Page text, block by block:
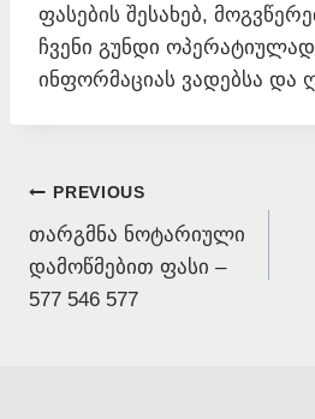
ფასების შესახებ,
ჩვენი გუნდი
ინფორმაციას ვადებსა და
Post
navigation
PREVIOUS
თარგმნა ნოტარიული
დამოწმებით ფასი –
577 546 577